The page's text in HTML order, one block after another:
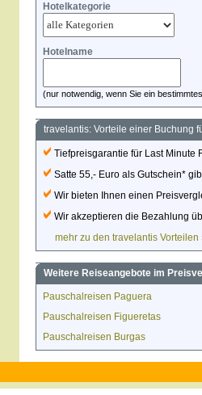
Hotelkategorie
Hotelname
(nur notwendig, wenn Sie ein
travelantis: Vorteile einer Buchung
Tiefpreisgarantie für Last Minute
Satte 55,- Euro als Gutschein*
Wir bieten Ihnen einen
Wir akzeptieren die Bezahlung
mehr zu den travelantis Vorteilen
Weitere Reiseangebote im
Pauschalreisen Paguera
Pauschalreisen Figueretas
Pauschalreisen Burgas